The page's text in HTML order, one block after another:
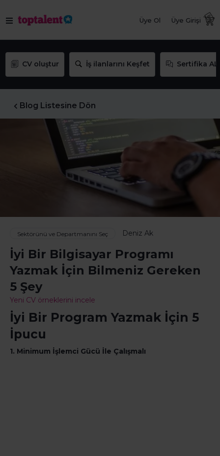
Üye Ol Üye Girişi
CV oluştur İş ilanlarını Keşfet Sertifika AL
Blog Listesine Dön
Sektörünü ve Departmanını Seç Deniz Ak
İyi Bir Bilgisayar Programı
Yazmak İçin Bilmeniz Gereken
5 Şey
Yeni CV örneklerini incele
İyi Bir Program Yazmak İçin 5
İpucu
1. Minimum İşlemci Gücü İle Çalışmalı